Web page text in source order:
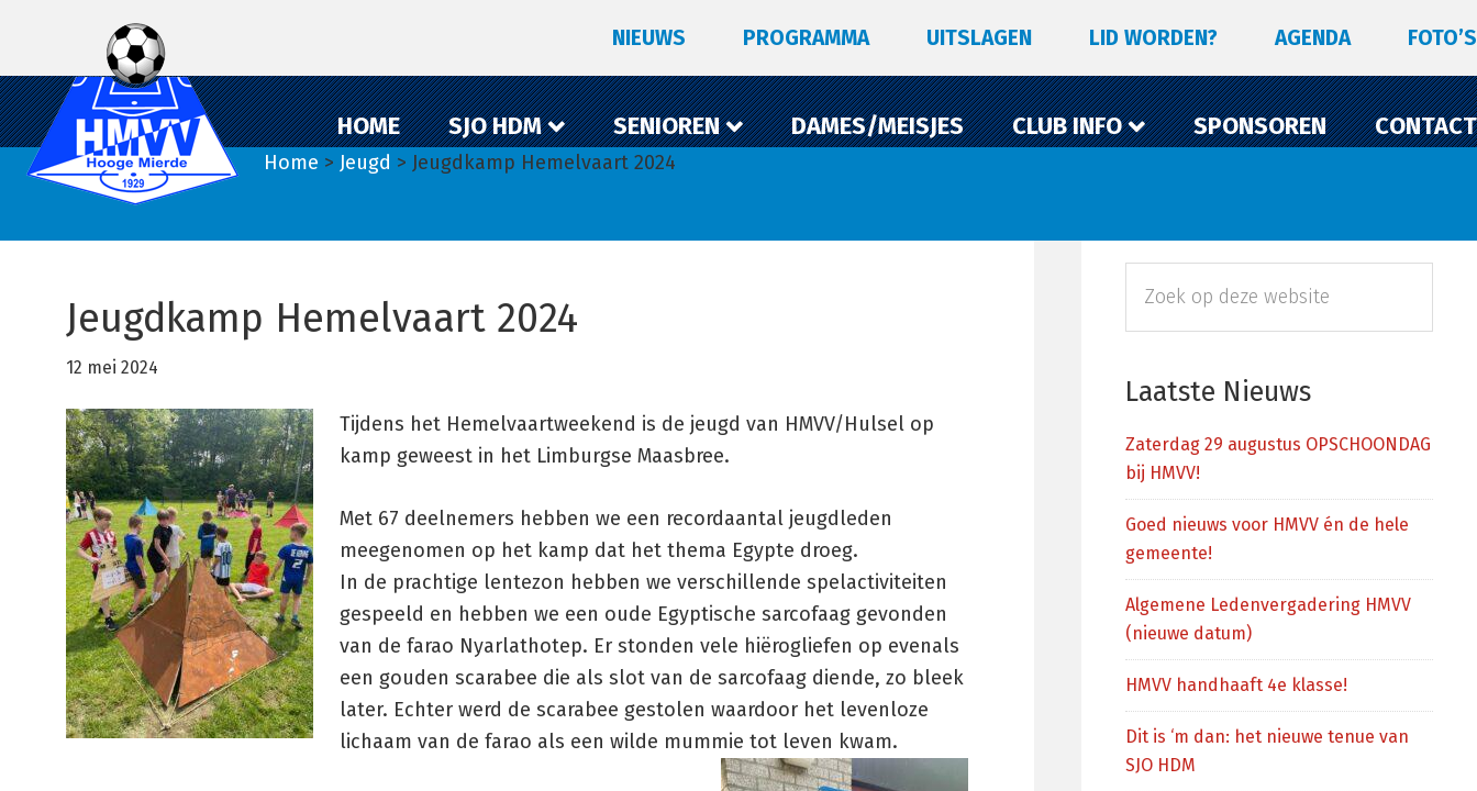
de
hoofdnavigatie
de
hoofd
inhoud
de
eerste
sidebar
NIEUWS PROGRAMMA UITSLAGEN LID WORDEN? AGENDA FOTO’S
HOME SJO HDM SENIOREN DAMES/MEISJES CLUB INFO SPONSOREN CONTACT
Home > Jeugd > Jeugdkamp Hemelvaart 2024
Jeugdkamp Hemelvaart 2024
12 mei 2024
Tijdens het Hemelvaartweekend is de jeugd van HMVV/Hulsel op
kamp geweest in het Limburgse Maasbree.
Met 67 deelnemers hebben we een recordaantal jeugdleden
meegenomen op het kamp dat het thema Egypte droeg.
In de prachtige lentezon hebben we verschillende spelactiviteiten
gespeeld en hebben we een oude Egyptische sarcofaag gevonden
van de farao Nyarlathotep. Er stonden vele hiërogliefen op evenals
een gouden scarabee die als slot van de sarcofaag diende, zo bleek
later. Echter werd de scarabee gestolen waardoor het levenloze
lichaam van de farao als een wilde mummie tot leven kwam.
Primaire
Sidebar
deze
Laatste Nieuws
Zaterdag 29 augustus OPSCHOONDAG
bij HMVV!
Goed nieuws voor HMVV én de hele
gemeente!
Algemene Ledenvergadering HMVV
(nieuwe datum)
HMVV handhaaft 4e klasse!
Dit is ‘m dan: het nieuwe tenue van
SJO HDM